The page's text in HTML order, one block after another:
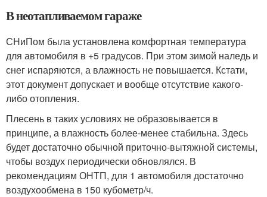
В неотапливаемом гараже
СНиПом была установлена комфортная температура
для автомобиля в +5 градусов. При этом зимой наледь и
снег испаряются, а влажность не повышается. Кстати,
этот документ допускает и вообще отсутствие какого-
либо отопления.
Плесень в таких условиях не образовывается в
принципе, а влажность более-менее стабильна. Здесь
будет достаточно обычной приточно-вытяжной системы,
чтобы воздух периодически обновлялся. В
рекомендациям ОНТП, для 1 автомобиля достаточно
воздухообмена в 150 кубометр/ч.